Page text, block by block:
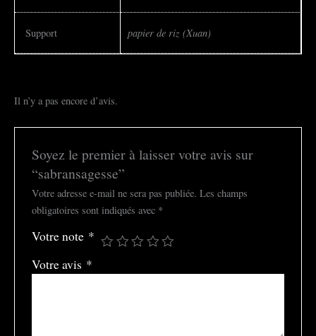
Support papier de riz (Xuan)
Il n’y a pas encore d’avis.
Soyez le premier à laisser votre avis sur
“sabransagesse”
Votre adresse e-mail ne sera pas publiée. Les champs
obligatoires sont indiqués avec *
Votre note *
Votre avis *